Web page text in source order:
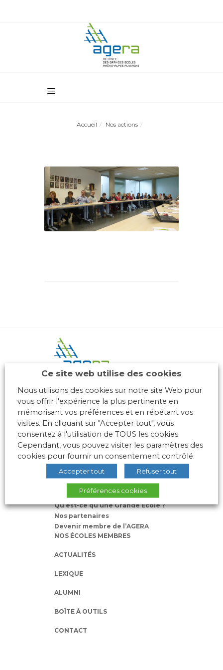
Accueil Nos actions
10 place des Archives – Bât G –
69288 LYON Cedex 02
Association loi 1901
L’AGERA
Nos missions
Notre équipe
Qu’est-ce qu’une Grande Ecole ?
Nos partenaires
Devenir membre de l’AGERA
NOS ÉCOLES MEMBRES
ACTUALITÉS
LEXIQUE
ALUMNI
BOÎTE À OUTILS
CONTACT
Ce site web utilise des cookies
Nous utilisons des cookies sur notre site Web pour
vous offrir l'expérience la plus pertinente en
mémorisant vos préférences et en répétant vos
visites. En cliquant sur "Accepter tout", vous
consentez à l'utilisation de TOUS les cookies.
Cependant, vous pouvez visiter les paramètres des
cookies pour fournir un consentement contrôlé.
Accepter tout Refuser tout
Préférences cookies